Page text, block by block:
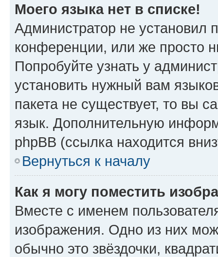
Моего языка нет в списке!
Администратор не установил
конференции, или же просто
Попробуйте узнать у
установить нужный вам
пакета не существует, то вы
язык. Дополнительную
phpBB (ссылка находится
Вернуться к началу
Как я могу поместить
Вместе с именем
изображения. Одно из них
обычно это звёздочки,